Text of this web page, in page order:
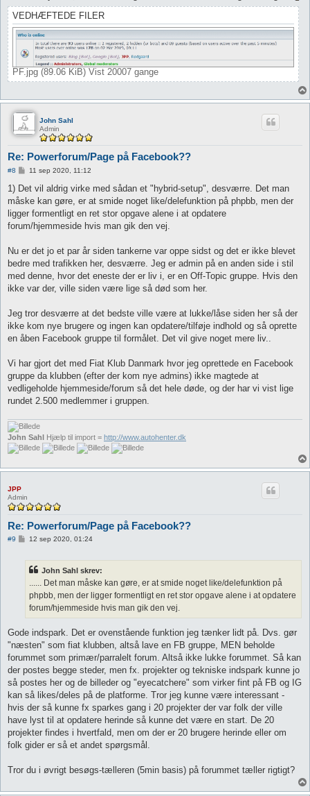
VEDHÆFTEDE FILER
PF.jpg (89.06 KiB) Vist 20007 gange
John Sahl
Admin
Re: Powerforum/Page på Facebook??
#8
d
æ
g
11 sep 2020, 11:12
1) Det vil aldrig virke med sådan et "hybrid-setup", desværre. Det man
måske kan gøre, er at smide noget like/delefunktion på phpbb, men der
ligger formentligt en ret stor opgave alene i at opdatere
forum/hjemmeside hvis man gik den vej.
Nu er det jo et par år siden tankerne var oppe sidst og det er ikke blevet
bedre med trafikken her, desværre. Jeg er admin på en anden side i stil
med denne, hvor det eneste der er liv i, er en Off-Topic gruppe. Hvis den
ikke var der, ville siden være lige så død som her.
Jeg tror desværre at det bedste ville være at lukke/låse siden her så der
ikke kom nye brugere og ingen kan opdatere/tilføje indhold og så oprette
en åben Facebook gruppe til formålet. Det vil give noget mere liv..
Vi har gjort det med Fiat Klub Danmark hvor jeg oprettede en Facebook
gruppe da klubben (efter der kom nye admins) ikke magtede at
vedligeholde hjemmeside/forum så det hele døde, og der har vi vist lige
rundet 2.500 medlemmer i gruppen.
John Sahl Hjælp til import = http://www.autohenter.dk
JPP
Admin
Re: Powerforum/Page på Facebook??
#9
æ
12 sep 2020, 01:24
John Sahl skrev:
...... Det man måske kan gøre, er at smide noget like/delefunktion på
phpbb, men der ligger formentligt en ret stor opgave alene i at opdatere
forum/hjemmeside hvis man gik den vej.
Gode indspark. Det er ovenstående funktion jeg tænker lidt på. Dvs. gør
"næsten" som fiat klubben, altså lave en FB gruppe, MEN beholde
forummet som primær/parralelt forum. Altså ikke lukke forummet. Så kan
der postes begge steder, men fx. projekter og tekniske indspark kunne jo
så postes her og de billeder og "eyecatchere" som virker fint på FB og IG
kan så likes/deles på de platforme. Tror jeg kunne være interessant -
hvis der så kunne fx sparkes gang i 20 projekter der var folk der ville
have lyst til at opdatere herinde så kunne det være en start. De 20
projekter findes i hvertfald, men om der er 20 brugere herinde eller om
folk gider er så et andet spørgsmål.
Tror du i øvrigt besøgs-tælleren (5min basis) på forummet tæller rigtigt?